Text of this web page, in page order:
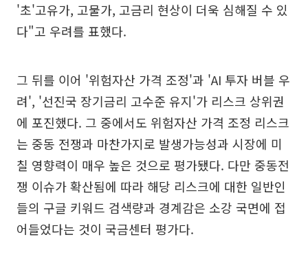
'초'고유가, 고물가, 고금리 현상이 더욱 심해질 수 있
다"고 우려를 표했다.
그 뒤를 이어 '위험자산 가격 조정'과 'AI 투자 버블 우
려', '선진국 장기금리 고수준 유지'가 리스크 상위권
에 포진했다. 그 중에서도 위험자산 가격 조정 리스크
는 중동 전쟁과 마찬가지로 발생가능성과 시장에 미
칠 영향력이 매우 높은 것으로 평가됐다. 다만 중동전
쟁 이슈가 확산됨에 따라 해당 리스크에 대한 일반인
들의 구글 키워드 검색량과 경계감은 소강 국면에 접
어들었다는 것이 국금센터 평가다.